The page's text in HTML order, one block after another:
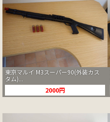
東京マルイ M3スーパー90(外装カス
タム)...
2000円